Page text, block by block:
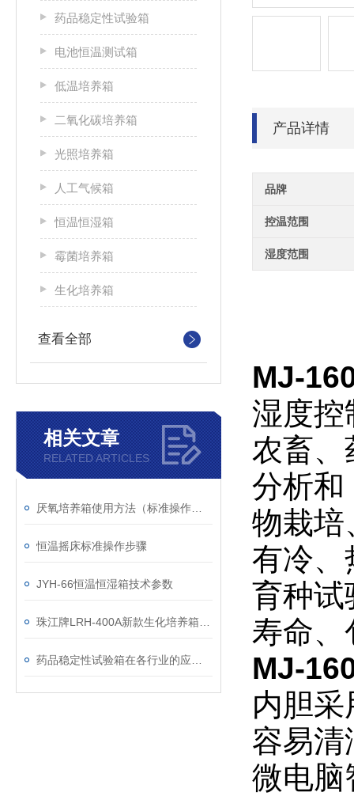
药品稳定性试验箱
电池恒温测试箱
低温培养箱
二氧化碳培养箱
光照培养箱
人工气候箱
恒温恒湿箱
霉菌培养箱
生化培养箱
查看全部
相关文章
RELATED ARTICLES
恒温摇床标准操作步骤
JYH-66恒温恒湿箱技术参数
产品详情
品牌
控温范围
湿度范围
MJ-
湿度控
农畜、
分析和
物栽培
有冷、
育种试
寿命、
MJ-
内胆
容易清
微电脑